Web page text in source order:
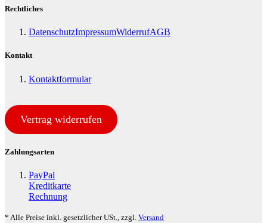
Rechtliches
DatenschutzImpressumWiderrufAGB
Kontakt
Kontaktformular
Vertrag widerrufen
Zahlungsarten
PayPal
Kreditkarte
Rechnung
* Alle Preise inkl. gesetzlicher USt., zzgl. Versand